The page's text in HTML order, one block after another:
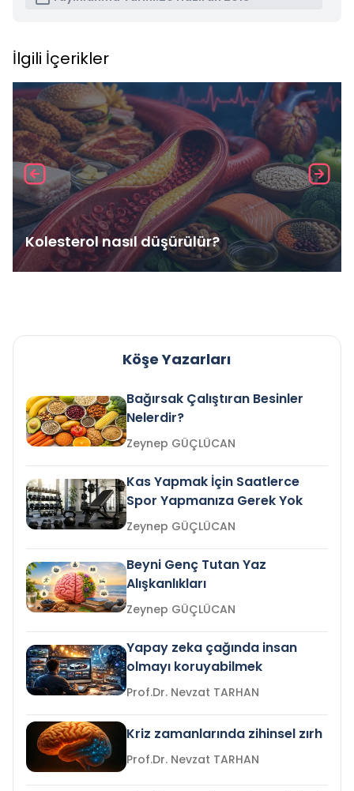
İlgili İçerikler
Kolesterol nasıl düşürülür?
Köşe Yazarları
Bağırsak Çalıştıran Besinler
Nelerdir?
Zeynep GÜÇLÜCAN
Kas Yapmak İçin Saatlerce
Spor Yapmanıza Gerek Yok
Zeynep GÜÇLÜCAN
Beyni Genç Tutan Yaz
Alışkanlıkları
Zeynep GÜÇLÜCAN
Yapay zeka çağında insan
olmayı koruyabilmek
Prof.Dr. Nevzat TARHAN
Kriz zamanlarında zihinsel zırh
Prof.Dr. Nevzat TARHAN